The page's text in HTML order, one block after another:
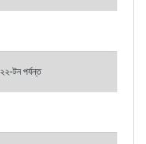
টন পর্যন্ত